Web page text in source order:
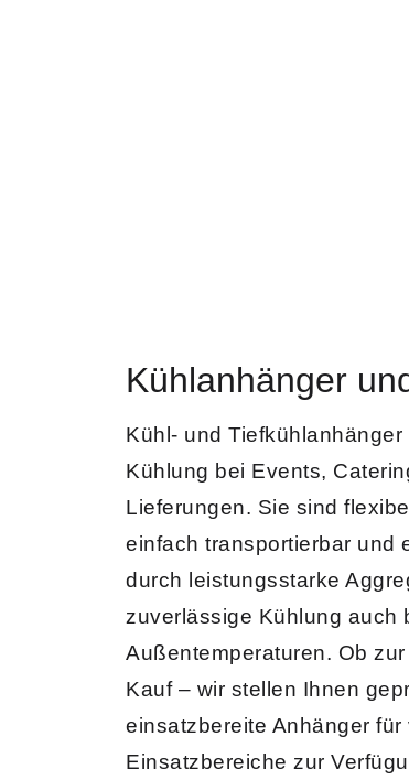
Kühlanhänger
Kühl- und Tiefkühlanhänger
Kühlung bei Events,
Lieferungen. Sie sind
einfach transportierbar und
durch leistungsstarke
zuverlässige Kühlung auch
Außentemperaturen. Ob
Kauf – wir stellen Ihnen
einsatzbereite Anhänger
Einsatzbereiche zur